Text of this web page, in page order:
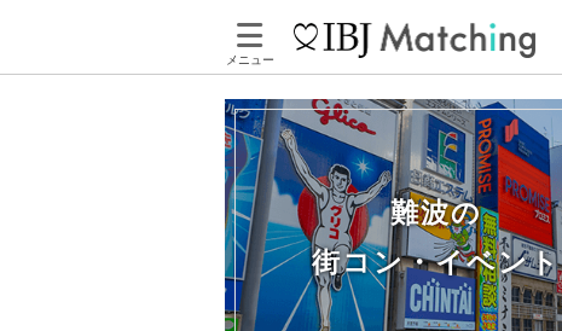
メニュー
難波の
街コン・イベント